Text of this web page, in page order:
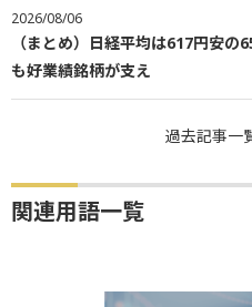
2026/08/06
（まとめ）日経平均は617円安
も好業績銘柄が支え
過去記事一
関連用語一覧